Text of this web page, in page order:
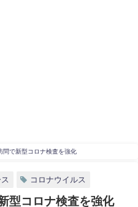
問で新型コロナ検査を強化
コロナウイルス
型コロナ検査を強化